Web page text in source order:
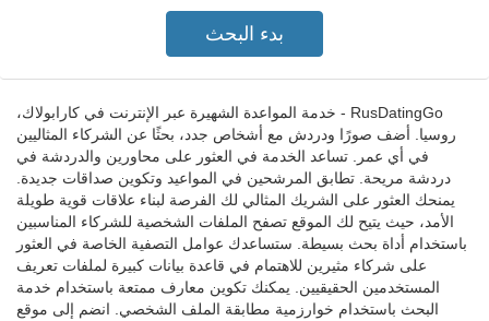
RusDatingGo - خدمة المواعدة الشهيرة عبر الإنترنت في كارابولاك،
روسيا. أضف صورًا ودردش مع أشخاص جدد، بحثًا عن الشركاء المثاليين
في أي عمر. تساعد الخدمة في العثور على محاورين والدردشة في
دردشة مريحة. تطابق المرشحين في المواعيد وتكوين صداقات جديدة.
يمنحك العثور على الشريك المثالي لك الفرصة لبناء علاقات قوية طويلة
الأمد، حيث يتيح لك الموقع تصفح الملفات الشخصية للشركاء المناسبين
باستخدام أداة بحث بسيطة. ستساعدك عوامل التصفية الخاصة في العثور
على شركاء مثيرين للاهتمام في قاعدة بيانات كبيرة لملفات تعريف
المستخدمين الحقيقيين. يمكنك تكوين معارف ممتعة باستخدام خدمة
البحث باستخدام خوارزمية مطابقة الملف الشخصي. انضم إلى موقع